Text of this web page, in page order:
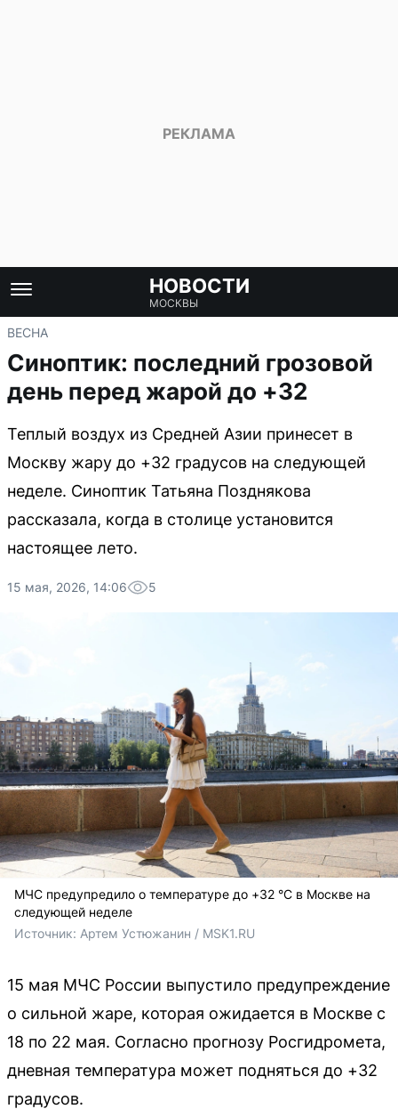
НОВОСТИ
МОСКВЫ
ВЕСНА
Синоптик: последний грозовой
день перед жарой до +32
Теплый воздух из Средней Азии принесет в
Москву жару до +32 градусов на следующей
неделе. Синоптик Татьяна Позднякова
рассказала, когда в столице установится
настоящее лето.
15 мая, 2026, 14:06 5
МЧС предупредило о температуре до +32 °C в Москве на
следующей неделе
Источник: Артем Устюжанин / MSK1.RU
15 мая МЧС России выпустило предупреждение
о сильной жаре, которая ожидается в Москве с
18 по 22 мая. Согласно прогнозу Росгидромета,
дневная температура может подняться до +32
градусов.